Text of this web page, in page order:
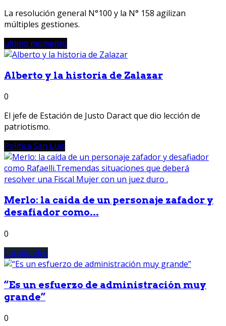
La resolución general N°100 y la N° 158 agilizan
múltiples gestiones.
ultimo momento
Alberto y la historia de Zalazar
0
El jefe de Estación de Justo Daract que dio lección de
patriotismo.
Política San Luis
Merlo: la caída de un personaje zafador y
desafiador como...
0
Localidades
“Es un esfuerzo de administración muy
grande”
0